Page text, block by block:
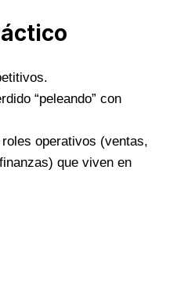
“peleando” con
operativos (ventas,
que viven en